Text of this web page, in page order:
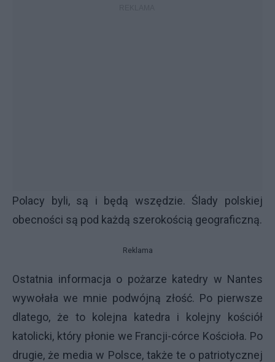
Polacy byli, są i będą wszędzie. Ślady polskiej
obecności są pod każdą szerokością geograficzną.
Reklama
Ostatnia informacja o pożarze katedry w Nantes
wywołała we mnie podwójną złość. Po pierwsze
dlatego, że to kolejna katedra i kolejny kościół
katolicki, który płonie we Francji-córce Kościoła. Po
drugie, że media w Polsce, także te o patriotycznej